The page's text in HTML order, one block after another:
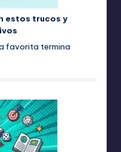
estos trucos y
favorita termina